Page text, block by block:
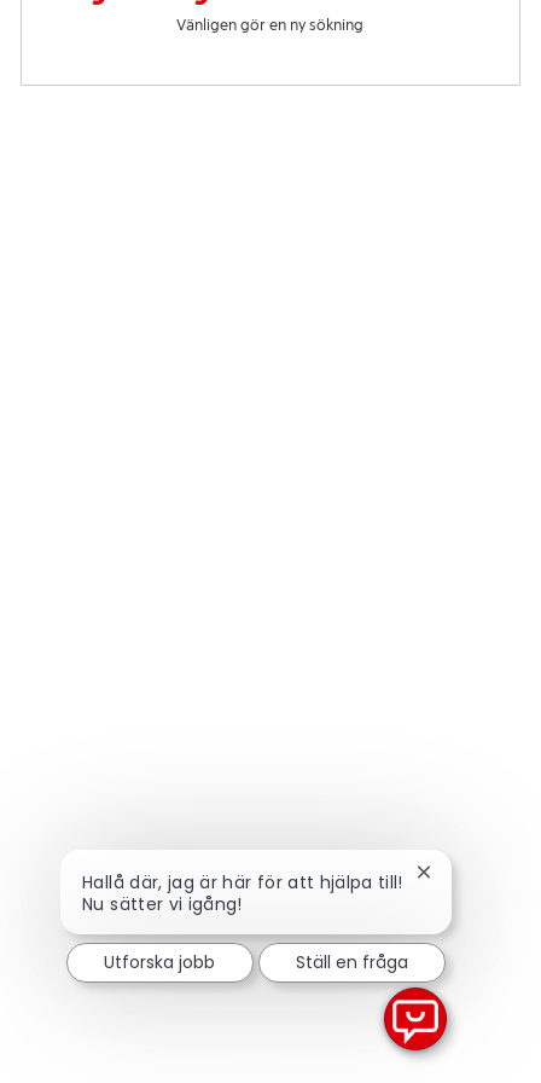
Vänligen gör en ny sökning
Hallå där, jag är här för att hjälpa till!
Nu sätter vi igång!
Stäng
Utforska jobb Ställ en fråga